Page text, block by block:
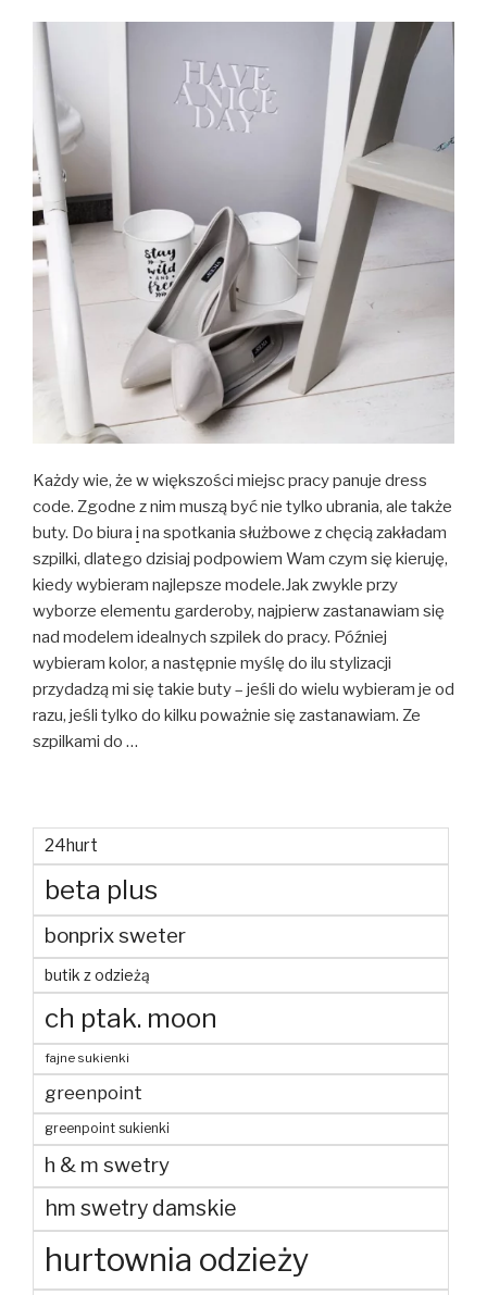
Każdy wie, że w większości miejsc pracy panuje dress
code. Zgodne z nim muszą być nie tylko ubrania, ale także
buty. Do biura i na spotkania służbowe z chęcią zakładam
szpilki, dlatego dzisiaj podpowiem Wam czym się kieruję,
kiedy wybieram najlepsze modele.Jak zwykle przy
wyborze elementu garderoby, najpierw zastanawiam się
nad modelem idealnych szpilek do pracy. Później
wybieram kolor, a następnie myślę do ilu stylizacji
przydadzą mi się takie buty – jeśli do wielu wybieram je od
razu, jeśli tylko do kilku poważnie się zastanawiam. Ze
szpilkami do …
24hurt
beta plus
bonprix sweter
butik z odzieżą
ch ptak. moon
fajne sukienki
greenpoint
greenpoint sukienki
h & m swetry
hm swetry damskie
hurtownia odzieży